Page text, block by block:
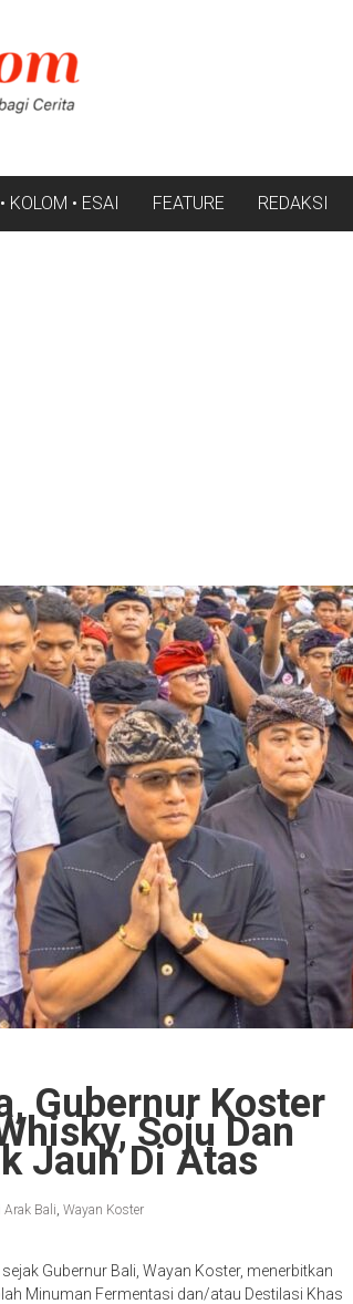
KOLOM • ESAI FEATURE REDAKSI
Gubernur Koster
Soju Dan
Jauh Di Atas
Arak Bali, Wayan Koster
Gubernur Bali, Wayan Koster, menerbitkan
Minuman Fermentasi dan/atau Destilasi Khas